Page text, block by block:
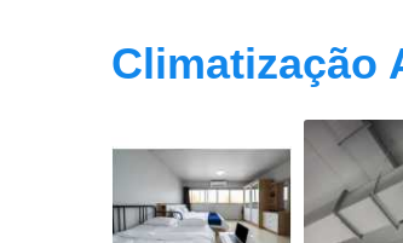
Climatização